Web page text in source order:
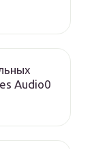
Audio0